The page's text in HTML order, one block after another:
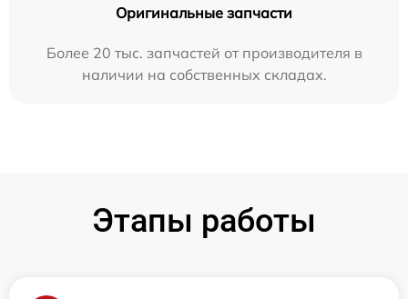
Оригинальные запчасти
Более 20 тыс. запчастей от производителя в
наличии на собственных складах.
Этапы работы